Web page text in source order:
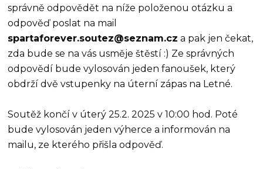
správně odpovědět na níže položenou otázku a
odpověď poslat na mail
spartaforever.soutez@seznam.cz a pak jen čekat,
zda bude se na vás usměje štěstí :) Ze správných
odpovědí bude vylosován jeden fanoušek, který
obdrží dvě vstupenky na úterní zápas na Letné.
Soutěž končí v úterý 25.2. 2025 v 10:00 hod. Poté
bude vylosován jeden výherce a informován na
mailu, ze kterého přišla odpověď.